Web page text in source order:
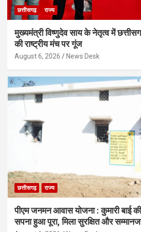
छत्तीसगढ़ राज्य
मुख्यमंत्री विष्णुदेव साय के नेतृत्व में
की राष्ट्रीय मंच पर गूंज
August 6, 2026 News Desk
छत्तीसगढ़ राज्य
पीएम जनमन आवास योजना : कुमारी बाई
सपना हुआ पूरा, मिला सुरक्षित और